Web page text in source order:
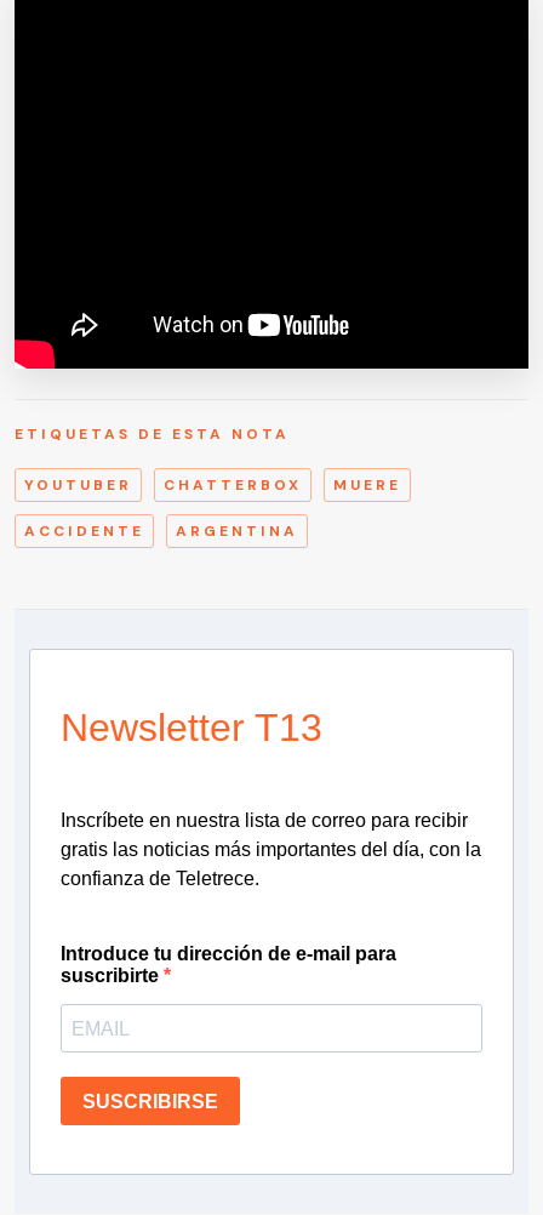
ETIQUETAS DE ESTA NOTA
YOUTUBER CHATTERBOX MUERE
ACCIDENTE ARGENTINA
Newsletter T13
Inscríbete en nuestra lista de correo para recibir
gratis las noticias más importantes del día, con la
confianza de Teletrece.
Introduce tu dirección de e-mail para
suscribirte
SUSCRIBIRSE